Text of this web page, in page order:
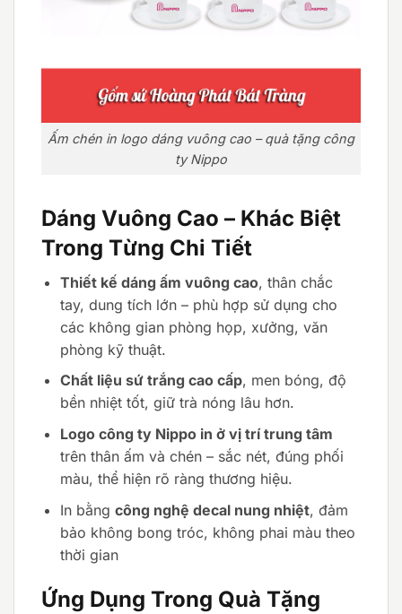
Ấm chén in logo dáng vuông cao – quà tặng công
ty Nippo
Dáng Vuông Cao – Khác Biệt
Trong Từng Chi Tiết
Thiết kế dáng ấm vuông cao, thân chắc
tay, dung tích lớn – phù hợp sử dụng cho
các không gian phòng họp, xưởng, văn
phòng kỹ thuật.
Chất liệu sứ trắng cao cấp, men bóng, độ
bền nhiệt tốt, giữ trà nóng lâu hơn.
Logo công ty Nippo in ở vị trí trung tâm
trên thân ấm và chén – sắc nét, đúng phối
màu, thể hiện rõ ràng thương hiệu.
In bằng công nghệ decal nung nhiệt, đảm
bảo không bong tróc, không phai màu theo
thời gian
Ứng Dụng Trong Quà Tặng